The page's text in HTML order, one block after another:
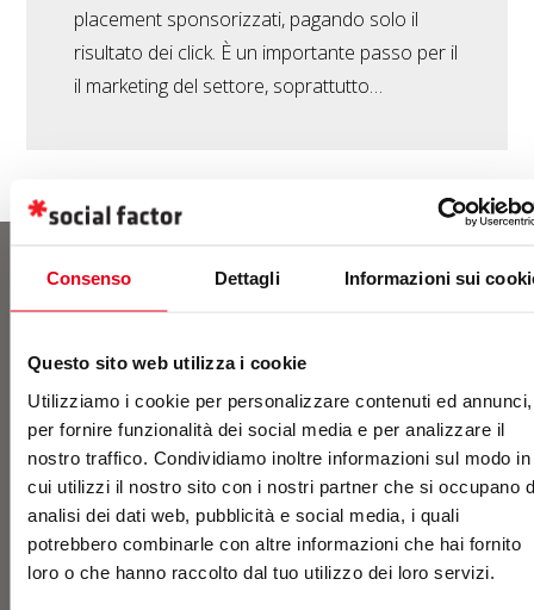
Consenso Dettagli Informazioni sui
Questo sito web utilizza i cookie
Utilizziamo i cookie per personalizzare contenuti ed annunci,
per fornire funzionalità dei social media e per analizzare il
nostro traffico. Condividiamo inoltre informazioni sul modo in
cui utilizzi il nostro sito con i nostri partner che si occupano
analisi dei dati web, pubblicità e social media, i quali
potrebbero combinarle con altre informazioni che hai fornito
loro o che hanno raccolto dal tuo utilizzo dei loro servizi.
placement sponsorizzati, pagando solo il
risultato dei click. È un importante passo per il
il marketing del settore, soprattutto…
Contatti
Contattaci o richiedi un
preventivo